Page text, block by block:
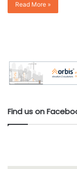
Read More »
Find us on